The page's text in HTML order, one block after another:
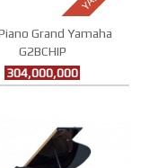
Grand Yamaha
G2BCHIP
304,000,000